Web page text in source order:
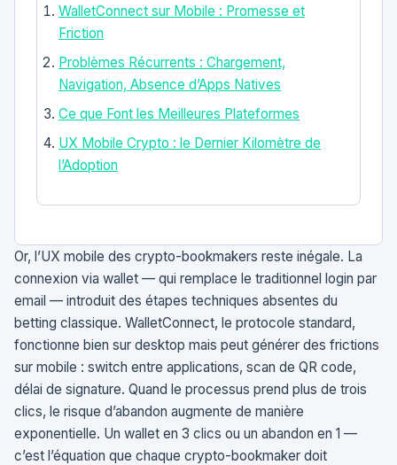
WalletConnect sur Mobile : Promesse et
Friction
Problèmes Récurrents : Chargement,
Navigation, Absence d’Apps Natives
Ce que Font les Meilleures Plateformes
UX Mobile Crypto : le Dernier Kilomètre de
l’Adoption
Or, l’UX mobile des crypto-bookmakers reste inégale. La
connexion via wallet — qui remplace le traditionnel login par
email — introduit des étapes techniques absentes du
betting classique. WalletConnect, le protocole standard,
fonctionne bien sur desktop mais peut générer des frictions
sur mobile : switch entre applications, scan de QR code,
délai de signature. Quand le processus prend plus de trois
clics, le risque d’abandon augmente de manière
exponentielle. Un wallet en 3 clics ou un abandon en 1 —
c’est l’équation que chaque crypto-bookmaker doit